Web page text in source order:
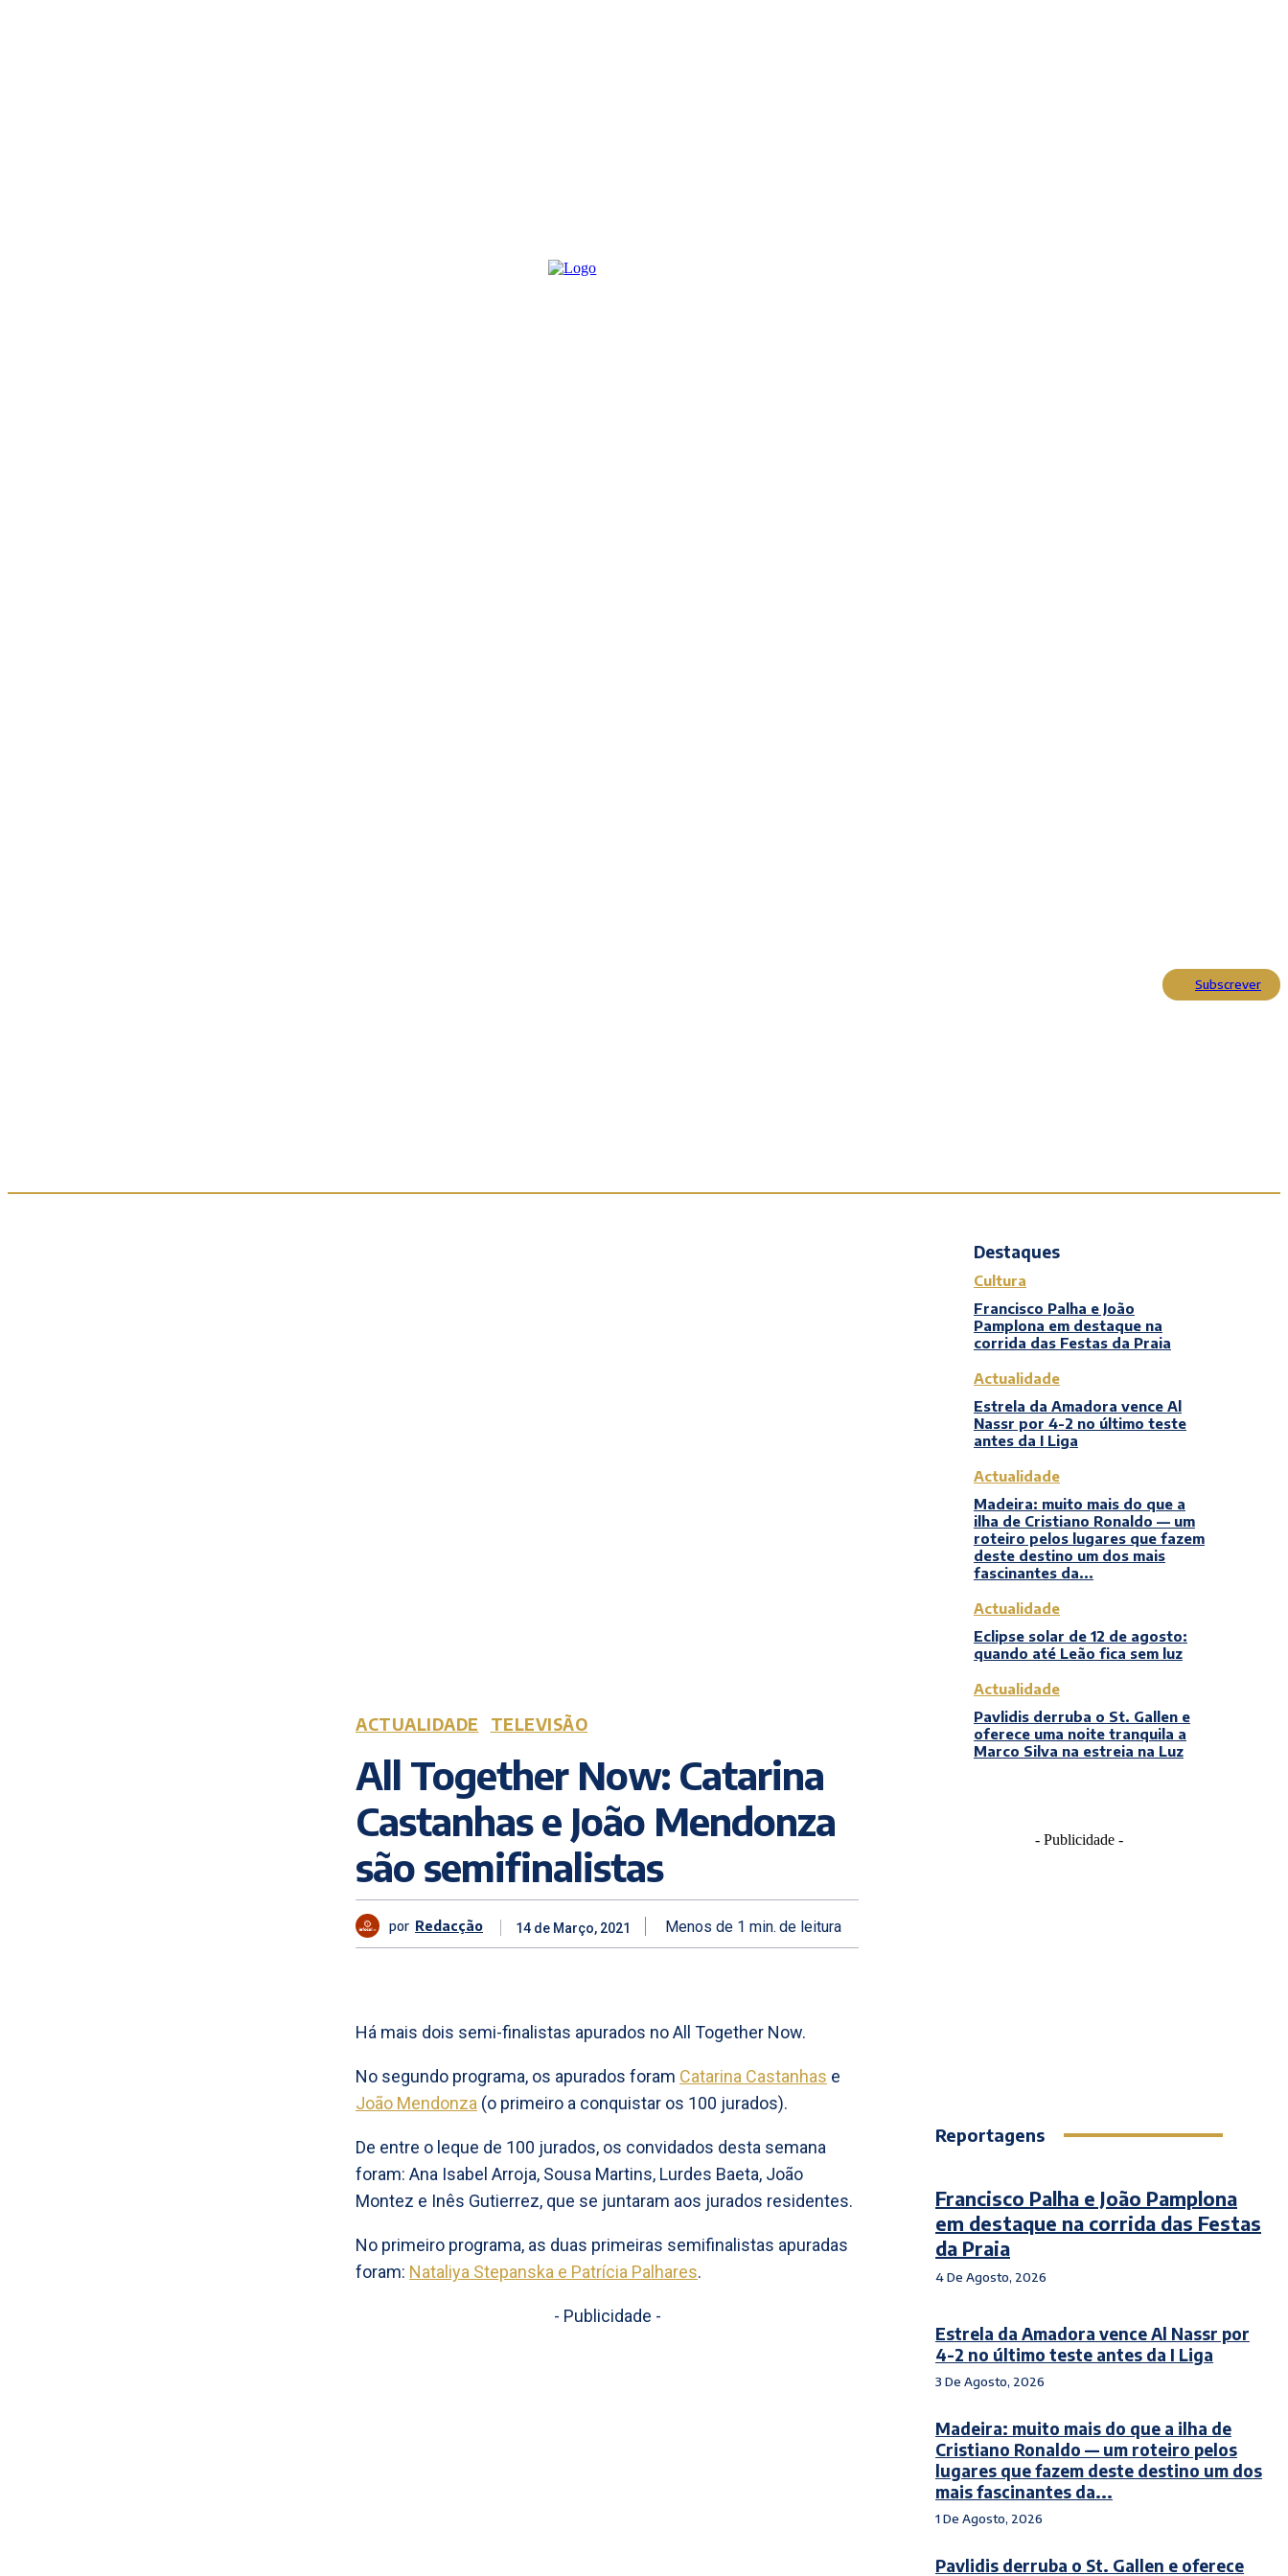
Subscrever
ACTUALIDADE TELEVISÃO
All Together Now: Catarina
Castanhas e João Mendonza
são semifinalistas
por Redacção 14 de Março, 2021 Menos de 1 min. de leitura
Há mais dois semi-finalistas apurados no All Together Now.
No segundo programa, os apurados foram Catarina Castanhas e
João Mendonza (o primeiro a conquistar os 100 jurados).
De entre o leque de 100 jurados, os convidados desta semana
foram: Ana Isabel Arroja, Sousa Martins, Lurdes Baeta, João
Montez e Inês Gutierrez, que se juntaram aos jurados residentes.
No primeiro programa, as duas primeiras semifinalistas apuradas
foram: Nataliya Stepanska e Patrícia Palhares.
- Publicidade -
Destaques
Cultura
Francisco Palha e João
Pamplona em destaque na
corrida das Festas da Praia
Actualidade
Estrela da Amadora vence Al
Nassr por 4-2 no último teste
antes da I Liga
Actualidade
Madeira: muito mais do que a
ilha de Cristiano Ronaldo — um
roteiro pelos lugares que fazem
deste destino um dos mais
fascinantes da...
Actualidade
Eclipse solar de 12 de agosto:
quando até Leão fica sem luz
Actualidade
Pavlidis derruba o St. Gallen e
oferece uma noite tranquila a
Marco Silva na estreia na Luz
- Publicidade -
Reportagens
Francisco Palha e João Pamplona
em destaque na corrida das Festas
da Praia
4 De Agosto, 2026
Estrela da Amadora vence Al Nassr por
4-2 no último teste antes da I Liga
3 De Agosto, 2026
Madeira: muito mais do que a ilha de
Cristiano Ronaldo — um roteiro pelos
lugares que fazem deste destino um dos
mais fascinantes da...
1 De Agosto, 2026
Pavlidis derruba o St. Gallen e oferece